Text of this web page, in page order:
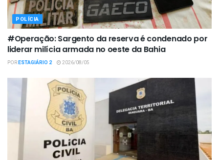
POLÍCIA
#Operação: Sargento da reserva é condenado por
liderar milícia armada no oeste da Bahia
PORESTAGIÁRIO 2 2026/08/05